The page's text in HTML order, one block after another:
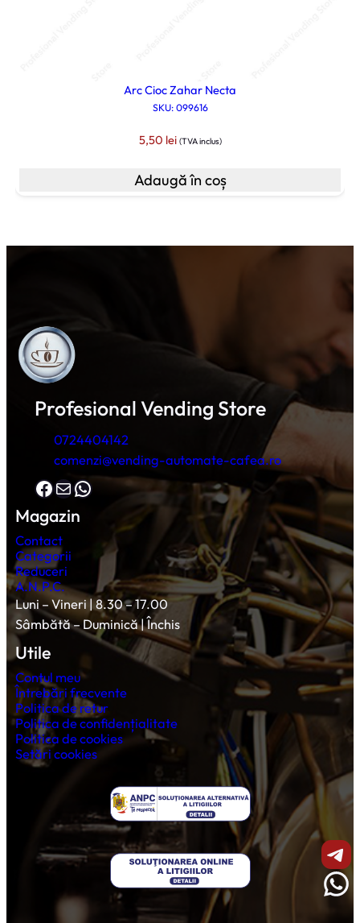
Arc Cioc Zahar Necta
SKU: 099616
5,50 lei (TVA inclus)
Adaugă în coș
Profesional Vending Store
0724404142
comenzi@vending-automate-cafea.ro
Facebook Mail WhatsApp
Magazin
Contact
Categorii
Reduceri
A.N.P.C.
Luni – Vineri | 8.30 – 17.00
Sâmbătă – Duminică | Închis
Utile
Contul meu
Întrebări frecvente
Politica de retur
Politica de confidențialitate
Politica de cookies
Setări cookies